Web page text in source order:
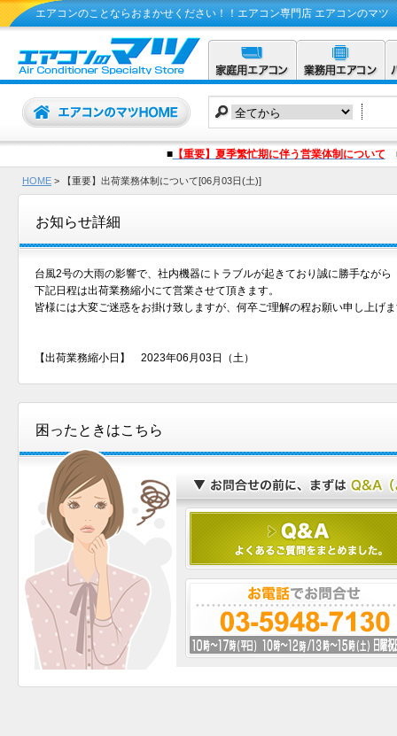
エアコンのことならおまかせください！！エアコン専門店 エアコンのマツ
■【重要】夏季繁忙期に伴う営業体制について
HOME > 【重要】出荷業務体制について[06月03日(土)]
お知らせ詳細
台風2号の大雨の影響で、社内機器にトラブルが起きており誠に勝手ながら
下記日程は出荷業務縮小にて営業させて頂きます。
皆様には大変ご迷惑をお掛け致しますが、何卒ご理解の程お願い申し上げ
【出荷業務縮小日】 2023年06月03日（土）
困ったときはこちら